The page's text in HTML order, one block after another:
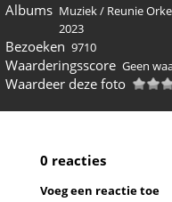
Albums Muziek/ Reunie
2023
Bezoeken 9710
Waarderingsscore Geen
Waardeer deze foto
0 reacties
Voeg een reactie toe